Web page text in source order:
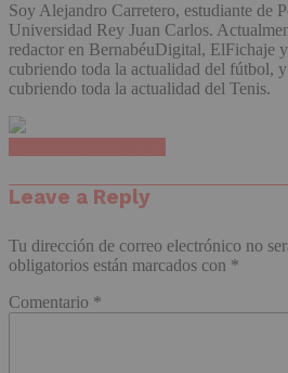
Soy Alejandro Carretero, estudiante de
Universidad Rey Juan Carlos.
redactor en BernabéuDigital, ElFichaje
cubriendo toda la actualidad del fútbol,
cubriendo toda la actualidad del Tenis.
Leave a Reply
Tu dirección de correo electrónico no
obligatorios están marcados con *
Comentario *